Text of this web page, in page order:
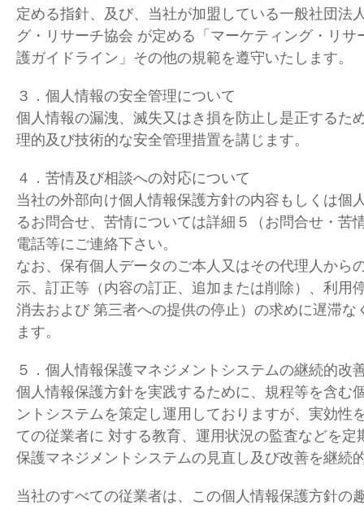
定める指針、及び、当社が加盟している一般社団
グ・リサーチ協会 が定める「マーケティング・リ
護ガイドライン」その他の規範を遵守いたします。
３．個人情報の安全管理について
個人情報の漏洩、滅失又はき損を防止し是正するた
理的及び技術的な安全管理措置を講じます。
４．苦情及び相談への対応について
当社の外部向け個人情報保護方針の内容もしくは個
るお問合せ、苦情については詳細５（お問合せ・苦
電話等にご連絡下さい。
なお、保有個人データのご本人又はその代理人から
示、訂正等（内容の訂正、追加または削除）、利用
消去および 第三者への提供の停止）の求めに遅滞な
ます。
５．個人情報保護マネジメントシステムの継続的改
個人情報保護方針を実践するために、規程等を含む
ントシステムを策定し運用しておりますが、実効性
ての従業者に 対する教育、運用状況の監査などを定
保護マネジメントシステムの見直し及び改善を継続
当社のすべての従業者は、この個人情報保護方針の